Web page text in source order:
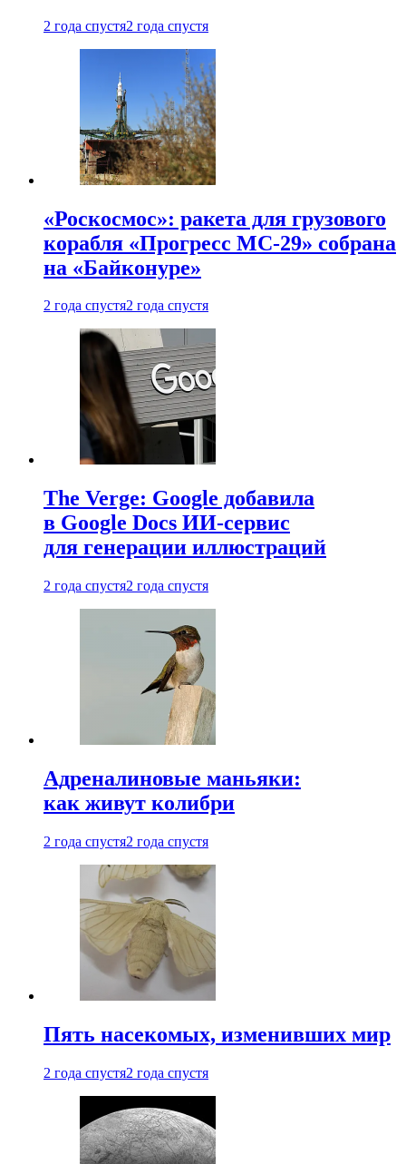
2 года спустя2 года спустя
«Роскосмос»: ракета для грузового
корабля «Прогресс МС-29» собрана
на «Байконуре»
2 года спустя2 года спустя
The Verge: Google добавила
в Google Docs ИИ-сервис
для генерации иллюстраций
2 года спустя2 года спустя
Адреналиновые маньяки:
как живут колибри
2 года спустя2 года спустя
Пять насекомых, изменивших мир
2 года спустя2 года спустя